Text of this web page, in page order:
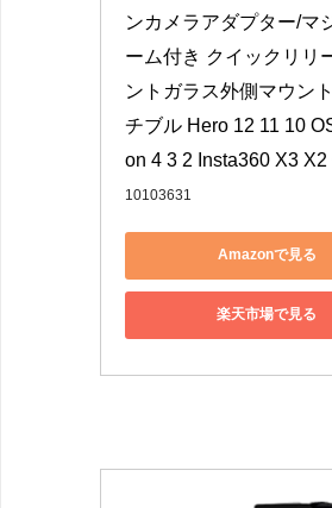
ンカメラアダプター/マ
ーム付き クイックリリ
ントガラス外側マウン
チブル Hero 12 11 10
on 4 3 2 Insta360 X3
10103631
Amazonで見る
楽天市場で見る